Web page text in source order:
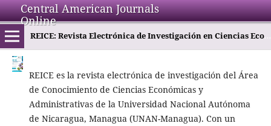
Central American Journals
Online
REICE: Revista Electrónica de Investigación en Ciencias Económicas
REICE es la revista electrónica de investigación del Área
de Conocimiento de Ciencias Económicas y
Administrativas de la Universidad Nacional Autónoma
de Nicaragua, Managua (UNAN-Managua). Con un